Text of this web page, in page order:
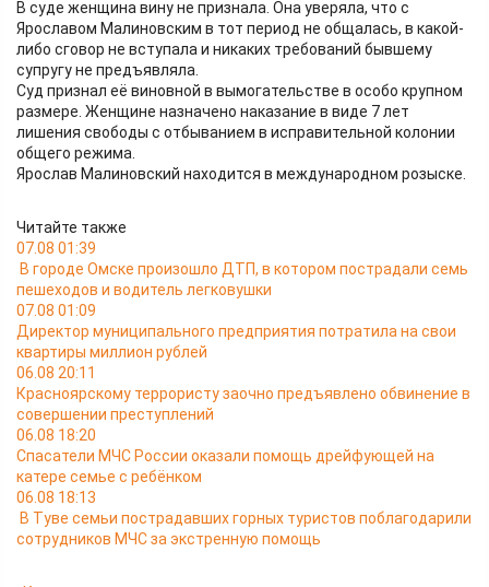
В суде женщина вину не признала. Она уверяла, что с
Ярославом Малиновским в тот период не общалась, в какой-
либо сговор не вступала и никаких требований бывшему
супругу не предъявляла.
Суд признал её виновной в вымогательстве в особо крупном
размере. Женщине назначено наказание в виде 7 лет
лишения свободы с отбыванием в исправительной колонии
общего режима.
Ярослав Малиновский находится в международном розыске.
Читайте также
07.08 01:39
В городе Омске произошло ДТП, в котором пострадали семь
пешеходов и водитель легковушки
07.08 01:09
Директор муниципального предприятия потратила на свои
квартиры миллион рублей
06.08 20:11
Красноярскому террористу заочно предъявлено обвинение в
совершении преступлений
06.08 18:20
Спасатели МЧС России оказали помощь дрейфующей на
катере семье с ребёнком
06.08 18:13
В Туве семьи пострадавших горных туристов поблагодарили
сотрудников МЧС за экстренную помощь